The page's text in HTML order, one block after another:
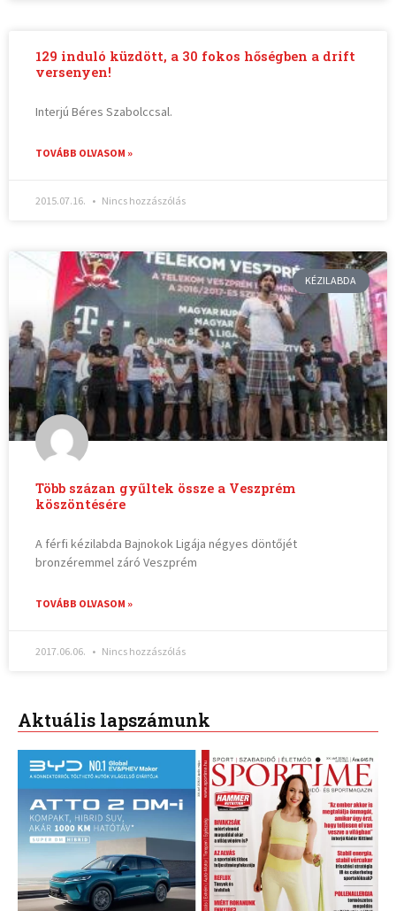
129 induló küzdött, a 30 fokos hőségben a drift
versenyen!
Interjú Béres Szabolccsal.
TOVÁBB OLVASOM »
2015.07.16. Nincs hozzászólás
KÉZILABDA
Több százan gyűltek össze a Veszprém
köszöntésére
A férfi kézilabda Bajnokok Ligája négyes döntőjét
bronzéremmel záró Veszprém
TOVÁBB OLVASOM »
2017.06.06. Nincs hozzászólás
Aktuális lapszámunk